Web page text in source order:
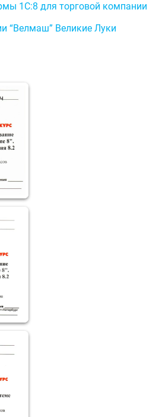
1С:8 для торговой компании
“Велмаш” Великие Луки